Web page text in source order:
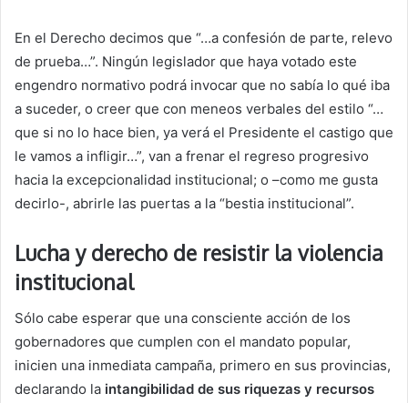
En el Derecho decimos que “…a confesión de parte, relevo
de prueba…”. Ningún legislador que haya votado este
engendro normativo podrá invocar que no sabía lo qué iba
a suceder, o creer que con meneos verbales del estilo “…
que si no lo hace bien, ya verá el Presidente el castigo que
le vamos a infligir…”, van a frenar el regreso progresivo
hacia la excepcionalidad institucional; o –como me gusta
decirlo-, abrirle las puertas a la “bestia institucional”.
Lucha y derecho de resistir la violencia
institucional
Sólo cabe esperar que una consciente acción de los
gobernadores que cumplen con el mandato popular,
inicien una inmediata campaña, primero en sus provincias,
declarando la intangibilidad de sus riquezas y recursos